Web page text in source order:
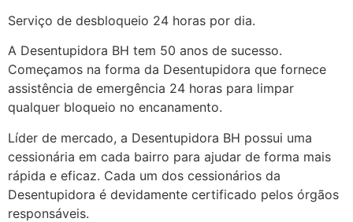
Serviço de desbloqueio 24 horas por dia.
A Desentupidora BH tem 50 anos de sucesso.
Começamos na forma da Desentupidora que fornece
assistência de emergência 24 horas para limpar
qualquer bloqueio no encanamento.
Líder de mercado, a Desentupidora BH possui uma
cessionária em cada bairro para ajudar de forma mais
rápida e eficaz. Cada um dos cessionários da
Desentupidora é devidamente certificado pelos órgãos
responsáveis.